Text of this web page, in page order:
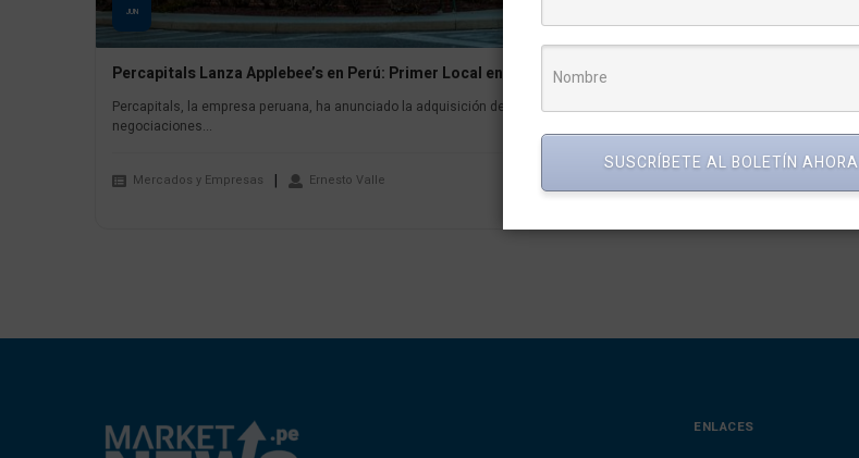
JUN
Percapitals Lanza Applebee’s en Perú: Primer Local en Surco
Percapitals, la empresa peruana, ha anunciado la adquisición de la franquicia de Applebee’s para Perú, tras seis meses de
negociaciones...
Mercados y Empresas Ernesto Valle
ENLACES
SUSCRÍBETE AL BOLETÍN AHORA